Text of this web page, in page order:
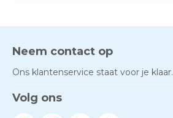
Neem contact op
Ons klantenservice staat voor je klaar.
Volg ons